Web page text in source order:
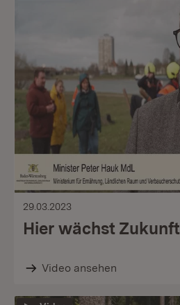
29.03.2023
Hier wächst Zukunft
Video ansehen